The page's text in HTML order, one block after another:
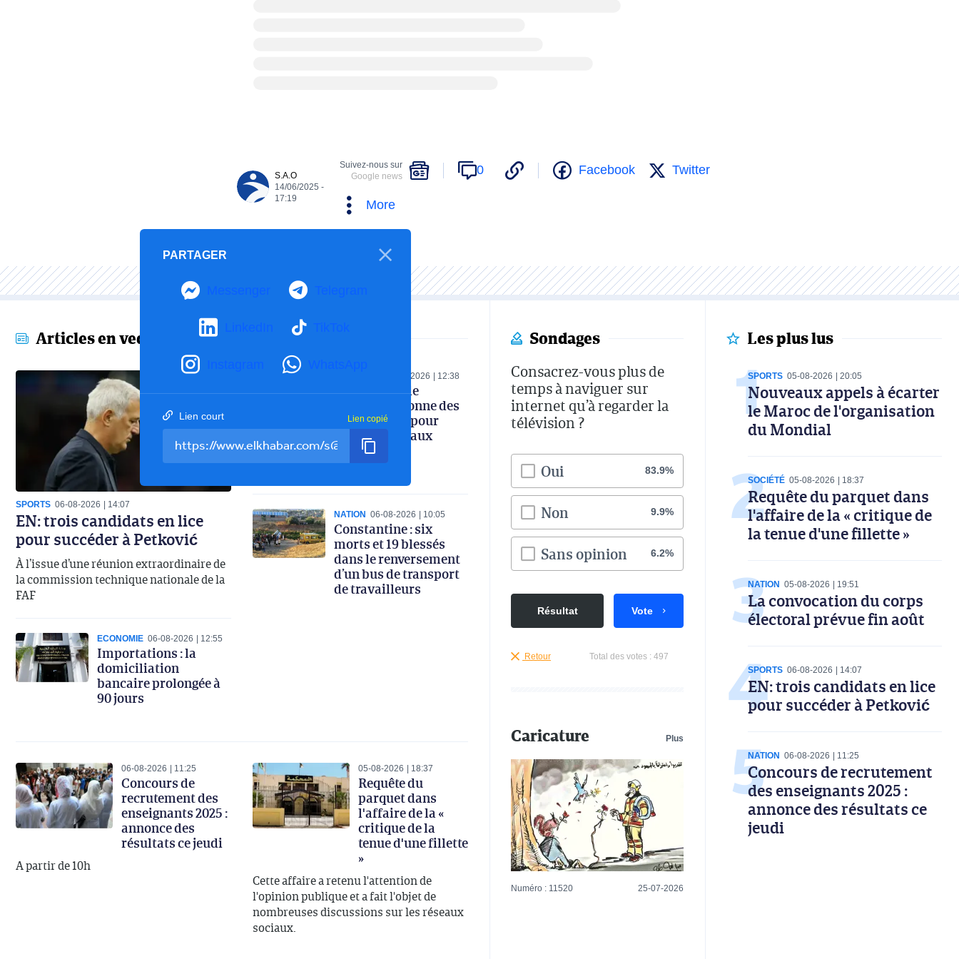
S.A.O
14/06/2025 -
17:19
Suivez-nous sur
Google news
0 Facebook Twitter
More
PARTAGER
Messenger Telegram
LinkedIn TikTok
Instagram WhatsApp
Lien court Lien copié
Articles en vedette
SPORTS 06-08-2026 14:07
EN: trois candidats en lice
pour succéder à Petković
À l’issue d’une réunion extraordinaire de
la commission technique nationale de la
FAF
06-08-2026 12:38
Le ministre de
l’Industrie donne des
instructions pour
renforcer le taux
d’intégration
nationale
NATION 06-08-2026 10:05
Constantine : six
morts et 19 blessés
dans le renversement
d’un bus de transport
de travailleurs
ECONOMIE 06-08-2026 12:55
Importations : la
domiciliation
bancaire prolongée à
90 jours
06-08-2026 11:25
Concours de
recrutement des
enseignants 2025 :
annonce des
résultats ce jeudi
A partir de 10h
05-08-2026 18:37
Requête du
parquet dans
l'affaire de la «
critique de la
tenue d'une fillette
»
Cette affaire a retenu l'attention de
l'opinion publique et a fait l'objet de
nombreuses discussions sur les réseaux
sociaux.
Sondages
Consacrez-vous plus de
temps à naviguer sur
internet qu’à regarder la
télévision ?
Oui 83.9%
Non 9.9%
Sans opinion 6.2%
Résultat Vote
Retour Total des votes : 497
Caricature Plus
Numéro : 11520 25-07-2026
Les plus lus
SPORTS 05-08-2026 20:05
Nouveaux appels à écarter
le Maroc de l'organisation
du Mondial
SOCIÉTÉ 05-08-2026 18:37
Requête du parquet dans
l'affaire de la « critique de
la tenue d'une fillette »
NATION 05-08-2026 19:51
La convocation du corps
électoral prévue fin août
SPORTS 06-08-2026 14:07
EN: trois candidats en lice
pour succéder à Petković
NATION 06-08-2026 11:25
Concours de recrutement
des enseignants 2025 :
annonce des résultats ce
jeudi